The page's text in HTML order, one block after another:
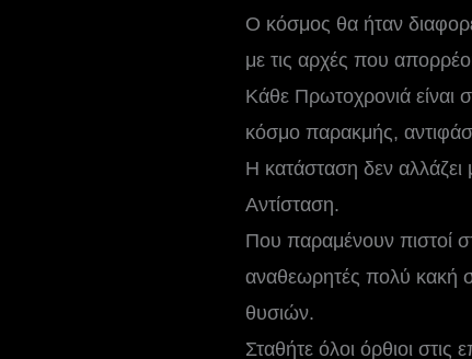
Ο κόσμος θα ήταν
με τις αρχές που
Κάθε Πρωτοχρονιά είναι
κόσμο παρακμής,
Η κατάσταση δεν αλλάζει
Αντίσταση.
Που παραμένουν πιστοί
αναθεωρητές πολύ κακή
θυσιών.
Σταθήτε όλοι όρθιοι